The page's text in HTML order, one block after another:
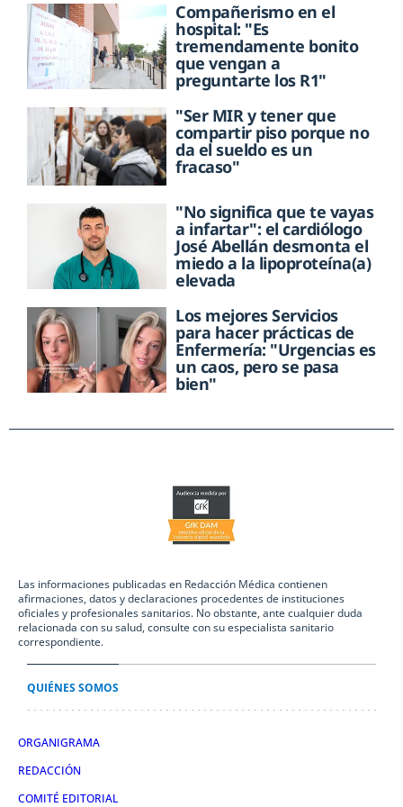
Compañerismo en el
hospital: "Es
tremendamente bonito
que vengan a
preguntarte los R1"
"Ser MIR y tener que
compartir piso porque no
da el sueldo es un
fracaso"
"No significa que te vayas
a infartar": el cardiólogo
José Abellán desmonta el
miedo a la lipoproteína(a)
elevada
Los mejores Servicios
para hacer prácticas de
Enfermería: "Urgencias es
un caos, pero se pasa
bien"
Las informaciones publicadas en Redacción Médica contienen
afirmaciones, datos y declaraciones procedentes de instituciones
oficiales y profesionales sanitarios. No obstante, ante cualquier duda
relacionada con su salud, consulte con su especialista sanitario
correspondiente.
QUIÉNES SOMOS
ORGANIGRAMA
REDACCIÓN
COMITÉ EDITORIAL